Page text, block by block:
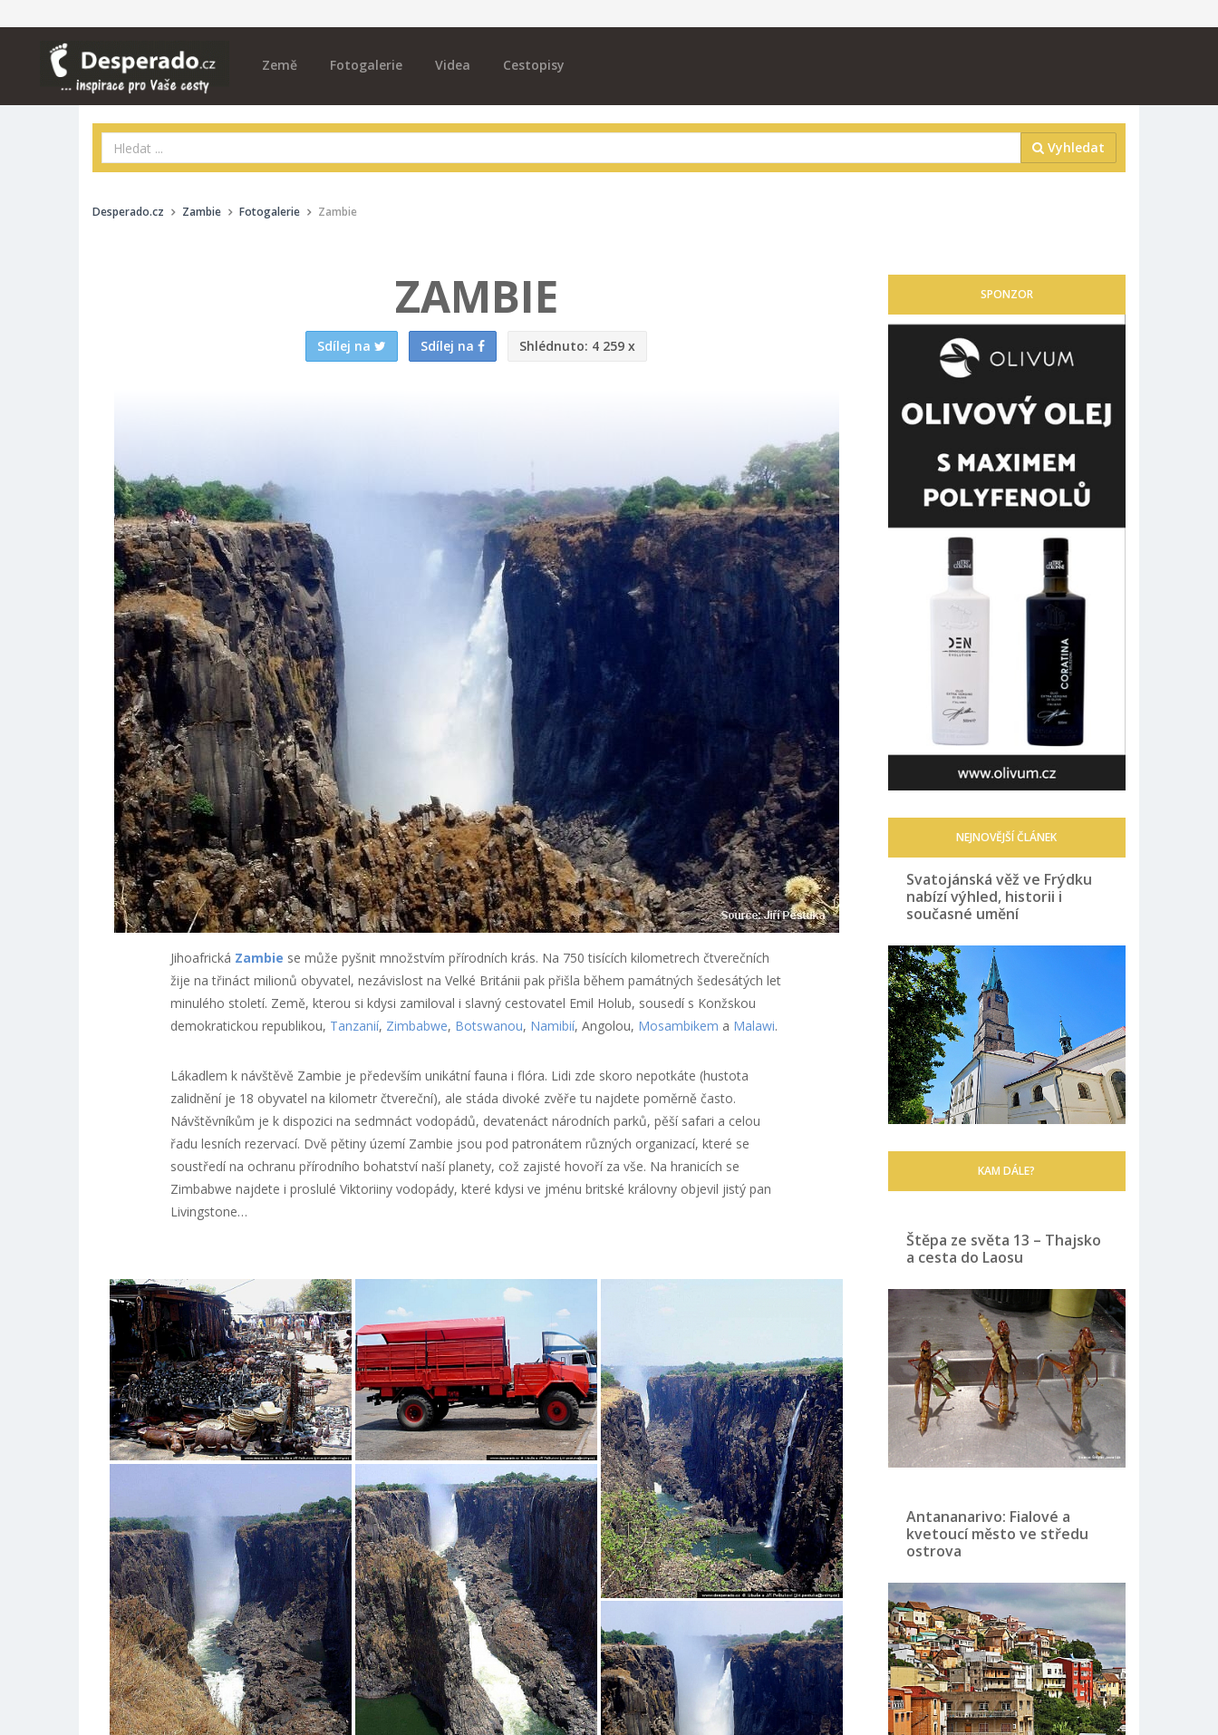
Země Fotogalerie Videa Cestopisy
Vyhledat
Desperado.cz Zambie Fotogalerie Zambie
ZAMBIE
Sdílej na Sdílej na Shlédnuto: 4 259 x
Jihoafrická Zambie se může pyšnit množstvím přírodních krás. Na 750 tisících kilometrech čtverečních
žije na třináct milionů obyvatel, nezávislost na Velké Británii pak přišla během památných šedesátých let
minulého století. Země, kterou si kdysi zamiloval i slavný cestovatel Emil Holub, sousedí s Konžskou
demokratickou republikou, Tanzanií, Zimbabwe, Botswanou, Namibií, Angolou, Mosambikem a Malawi.
Lákadlem k návštěvě Zambie je především unikátní fauna i flóra. Lidi zde skoro nepotkáte (hustota
zalidnění je 18 obyvatel na kilometr čtvereční), ale stáda divoké zvěře tu najdete poměrně často.
Návštěvníkům je k dispozici na sedmnáct vodopádů, devatenáct národních parků, pěší safari a celou
řadu lesních rezervací. Dvě pětiny území Zambie jsou pod patronátem různých organizací, které se
soustředí na ochranu přírodního bohatství naší planety, což zajisté hovoří za vše. Na hranicích se
Zimbabwe najdete i proslulé Viktoriiny vodopády, které kdysi ve jménu britské královny objevil jistý pan
Livingstone…
SPONZOR
NEJNOVĚJŠÍ ČLÁNEK
Svatojánská věž ve Frýdku
nabízí výhled, historii i
současné umění
KAM DÁLE?
Štěpa ze světa 13 – Thajsko
a cesta do Laosu
Antananarivo: Fialové a
kvetoucí město ve středu
ostrova